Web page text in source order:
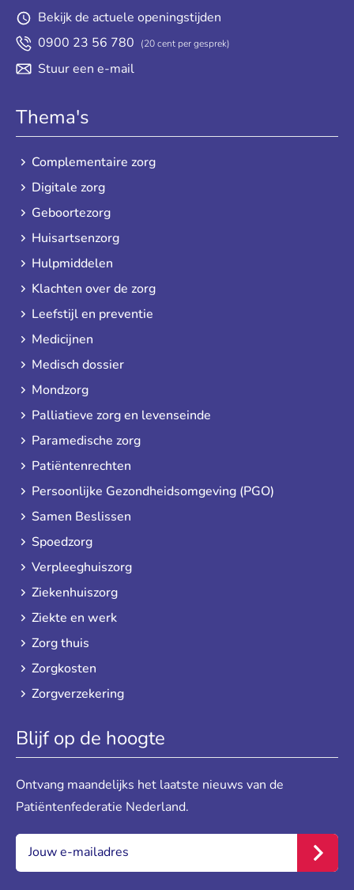
Bekijk de actuele openingstijden
0900 23 56 780
(20 cent per gesprek)
Stuur een e-mail
Thema's
Complementaire zorg
Digitale zorg
Geboortezorg
Huisartsenzorg
Hulpmiddelen
Klachten over de zorg
Leefstijl en preventie
Medicijnen
Medisch dossier
Mondzorg
Palliatieve zorg en levenseinde
Paramedische zorg
Patiëntenrechten
Persoonlijke Gezondheidsomgeving (PGO)
Samen Beslissen
Spoedzorg
Verpleeghuiszorg
Ziekenhuiszorg
Ziekte en werk
Zorg thuis
Zorgkosten
Zorgverzekering
Blijf op de hoogte
Ontvang maandelijks het laatste nieuws van de
Patiëntenfederatie Nederland.
E-mail: